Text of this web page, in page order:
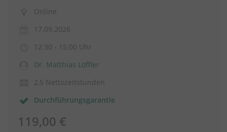
Online
17.09.2026
12:30 - 15:00 Uhr
Dr. Matthias Löffler
2,5 Nettozeitstunden
Durchführungsgarantie
119,00 €